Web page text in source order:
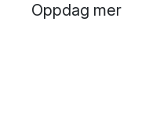
Oppdag mer